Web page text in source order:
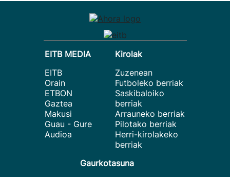
EITB MEDIA
EITB
Orain
ETBON
Gaztea
Makusi
Guau - Gure
Audioa
Kirolak
Zuzenean
Futboleko berriak
Saskibaloiko
berriak
Arrauneko berriak
Pilotako berriak
Herri-kirolakeko
berriak
Gaurkotasuna